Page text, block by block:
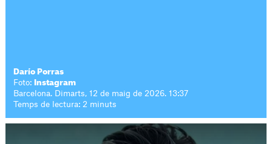
Darío Porras
Foto:
Instagram
Barcelona. Dimarts, 12 de maig de 2026. 13:37
Temps de lectura: 2 minuts